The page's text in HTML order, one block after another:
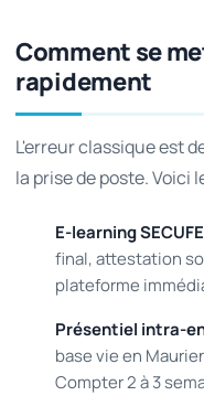
Comment se
rapidement
L'erreur classique est
la prise de poste. Voici
E-learning
final, attestation
plateforme
Présentiel intra-
base vie en
Compter 2 à 3